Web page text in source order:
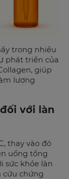
trong nhiều
phát triển của
giúp
lượng
với làn
thay vào đó
uống tổng
sức khỏe làn
cứu chứng